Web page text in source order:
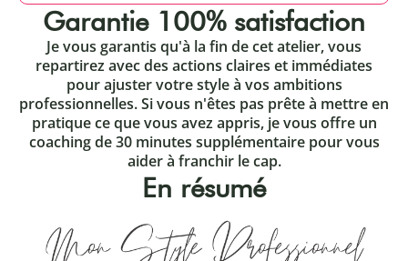
Garantie 100% satisfaction
Je vous garantis qu'à la fin de cet atelier, vous
repartirez avec des actions claires et immédiates
pour ajuster votre style à vos ambitions
professionnelles. Si vous n'êtes pas prête à mettre en
pratique ce que vous avez appris, je vous offre un
coaching de 30 minutes supplémentaire pour vous
aider à franchir le cap.
En résumé